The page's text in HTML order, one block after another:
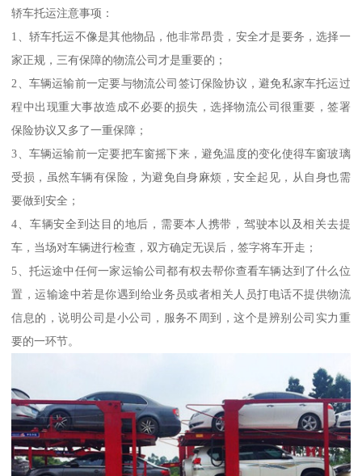
轿车托运注意事项：
1、轿车托运不像是其他物品，他非常昂贵，安全才是要务，选择一
家正规，三有保障的物流公司才是重要的；
2、车辆运输前一定要与物流公司签订保险协议，避免私家车托运过
程中出现重大事故造成不必要的损失，选择物流公司很重要，签署
保险协议又多了一重保障；
3、车辆运输前一定要把车窗摇下来，避免温度的变化使得车窗玻璃
受损，虽然车辆有保险，为避免自身麻烦，安全起见，从自身也需
要做到安全；
4、车辆安全到达目的地后，需要本人携带，驾驶本以及相关去提
车，当场对车辆进行检查，双方确定无误后，签字将车开走；
5、托运途中任何一家运输公司都有权去帮你查看车辆达到了什么位
置，运输途中若是你遇到给业务员或者相关人员打电话不提供物流
信息的，说明公司是小公司，服务不周到，这个是辨别公司实力重
要的一环节。